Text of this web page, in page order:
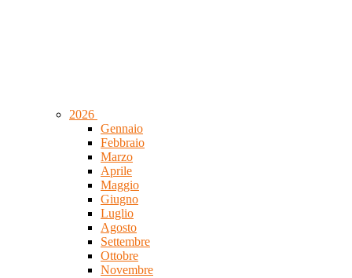
2026
Gennaio
Febbraio
Marzo
Aprile
Maggio
Giugno
Luglio
Agosto
Settembre
Ottobre
Novembre